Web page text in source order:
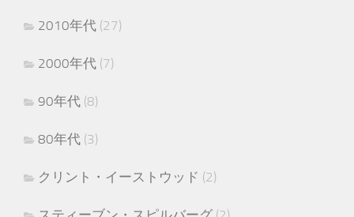
2010年代 (27)
2000年代 (7)
90年代 (8)
80年代 (3)
クリント・イーストウッド (2)